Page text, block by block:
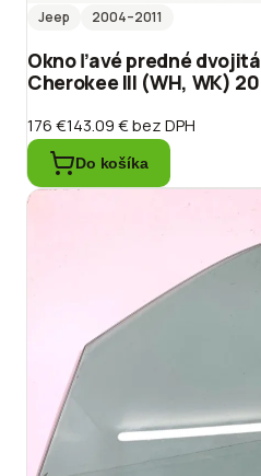
Jeep
2004–2011
Okno ľavé predné
Cherokee III (WH, WK)
176 €143.09 €bez DPH
Do košíka